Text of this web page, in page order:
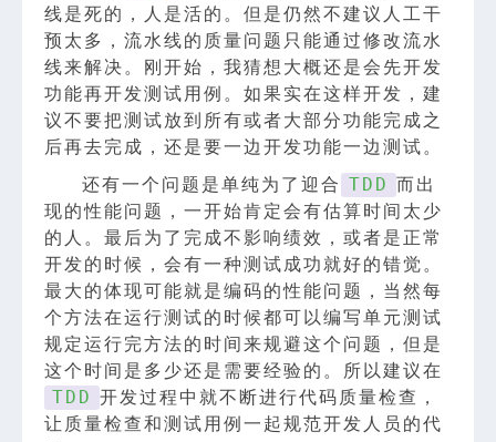
线是死的，人是活的。但是仍然不建议人工干
预太多，流水线的质量问题只能通过修改流水
线来解决。刚开始，我猜想大概还是会先开发
功能再开发测试用例。如果实在这样开发，建
议不要把测试放到所有或者大部分功能完成之
后再去完成，还是要一边开发功能一边测试。
还有一个问题是单纯为了迎合 TDD 而出
现的性能问题，一开始肯定会有估算时间太少
的人。最后为了完成不影响绩效，或者是正常
开发的时候，会有一种测试成功就好的错觉。
最大的体现可能就是编码的性能问题，当然每
个方法在运行测试的时候都可以编写单元测试
规定运行完方法的时间来规避这个问题，但是
这个时间是多少还是需要经验的。所以建议在
TDD 开发过程中就不断进行代码质量检查，
让质量检查和测试用例一起规范开发人员的代